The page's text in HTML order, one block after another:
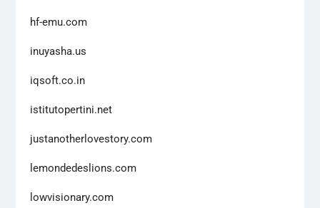
hf-emu.com
inuyasha.us
iqsoft.co.in
istitutopertini.net
justanotherlovestory.com
lemondedeslions.com
lowvisionary.com